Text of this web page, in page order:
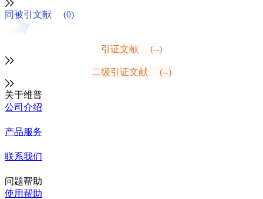
同被引文献 (0)
引证文献 (--)
二级引证文献 (--)
关于维普
公司介绍
产品服务
联系我们
问题帮助
使用帮助